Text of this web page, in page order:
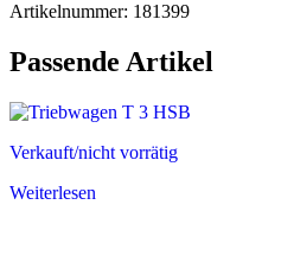
Artikelnummer: 181399
Passende Artikel
Verkauft/nicht vorrätig
Weiterlesen